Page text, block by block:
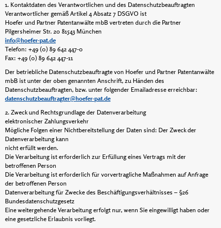
1. Kontaktdaten des Verantwortlichen und des Datenschutzbeauftragten
Verantwortlicher gemäß Artikel 4 Absatz 7 DSGVO ist
Hoefer und Partner Patentanwälte mbB vertreten durch die Partner
Pilgersheimer Str. 20 81543 München
info@hoefer-pat.de
Telefon: +49 (0) 89 642 447-0
Fax: +49 (0) 89 642 447-11
Der betriebliche Datenschutzbeauftragte von Hoefer und Partner Patentanwälte
mbB ist unter der oben genannten Anschrift, zu Händen des
Datenschutzbeauftragten, bzw. unter folgender Emailadresse erreichbar:
datenschutzbeauftragter@hoefer-pat.de
2. Zweck und Rechtsgrundlage der Datenverarbeitung
elektronischer Zahlungsverkehr
Mögliche Folgen einer Nichtbereitstellung der Daten sind: Der Zweck der
Datenverarbeitung kann
nicht erfüllt werden.
Die Verarbeitung ist erforderlich zur Erfüllung eines Vertrags mit der
betroffenen Person
Die Verarbeitung ist erforderlich für vorvertragliche Maßnahmen auf Anfrage
der betroffenen Person
Datenverarbeitung für Zwecke des Beschäftigungsverhältnisses – §26
Bundesdatenschutzgesetz
Eine weitergehende Verarbeitung erfolgt nur, wenn Sie eingewilligt haben oder
eine gesetzliche Erlaubnis vorliegt.